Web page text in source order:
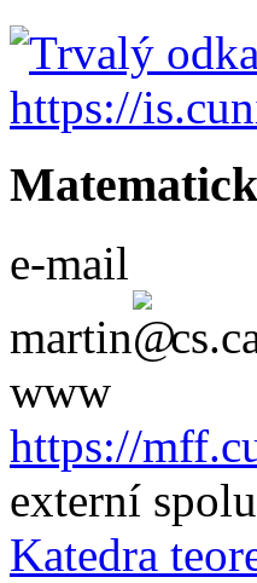
e-mail
martin
www
https://
externí
Katedra